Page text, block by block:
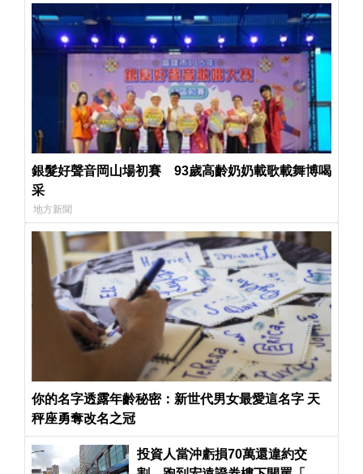
銀髮好聲音岡山場初賽 93歲高齡奶奶載歌載舞博喝
采
地方新聞
你的名字透露年齡秘密：新世代男女最愛這名字 天
秤座勇奪改名之冠
投資人當沖虧損70萬還違約交